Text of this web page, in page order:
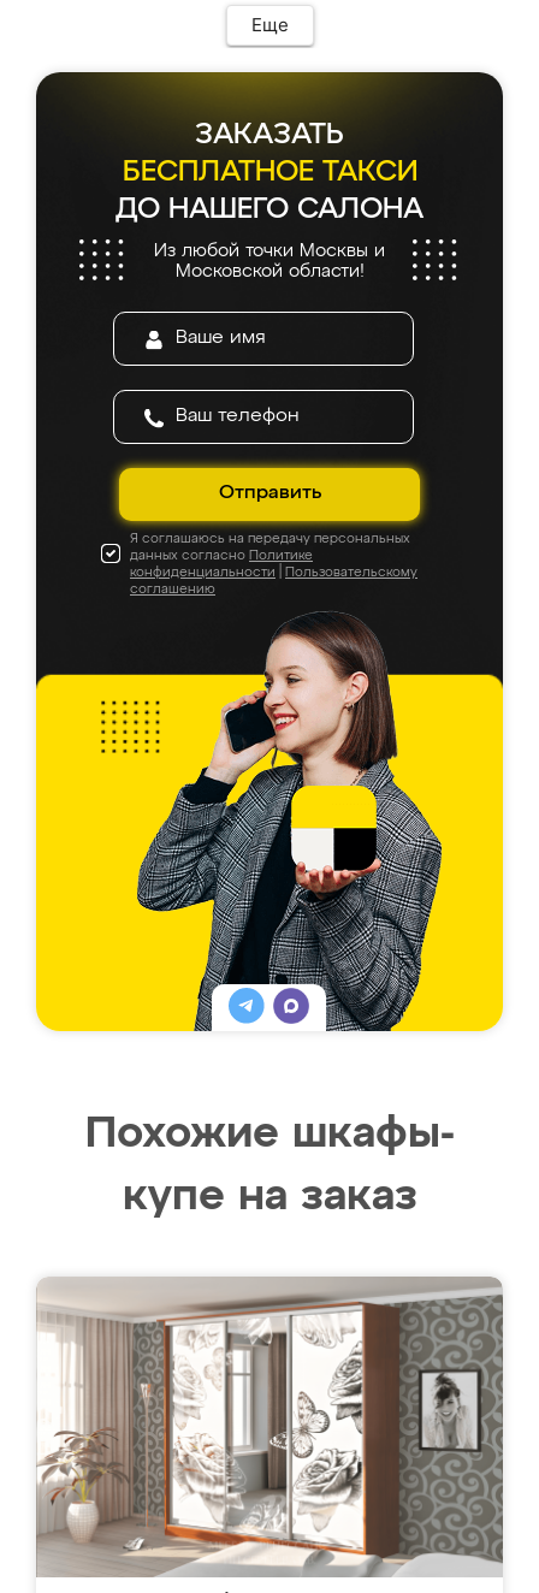
Еще
ЗАКАЗАТЬ
БЕСПЛАТНОЕ ТАКСИ
ДО НАШЕГО САЛОНА
Из любой точки Москвы и
Московской области!
Отправить
Я соглашаюсь на передачу персональных
данных согласно Политике
конфиденциальности
Пользовательскому
соглашению
Похожие шкафы-
купе на заказ